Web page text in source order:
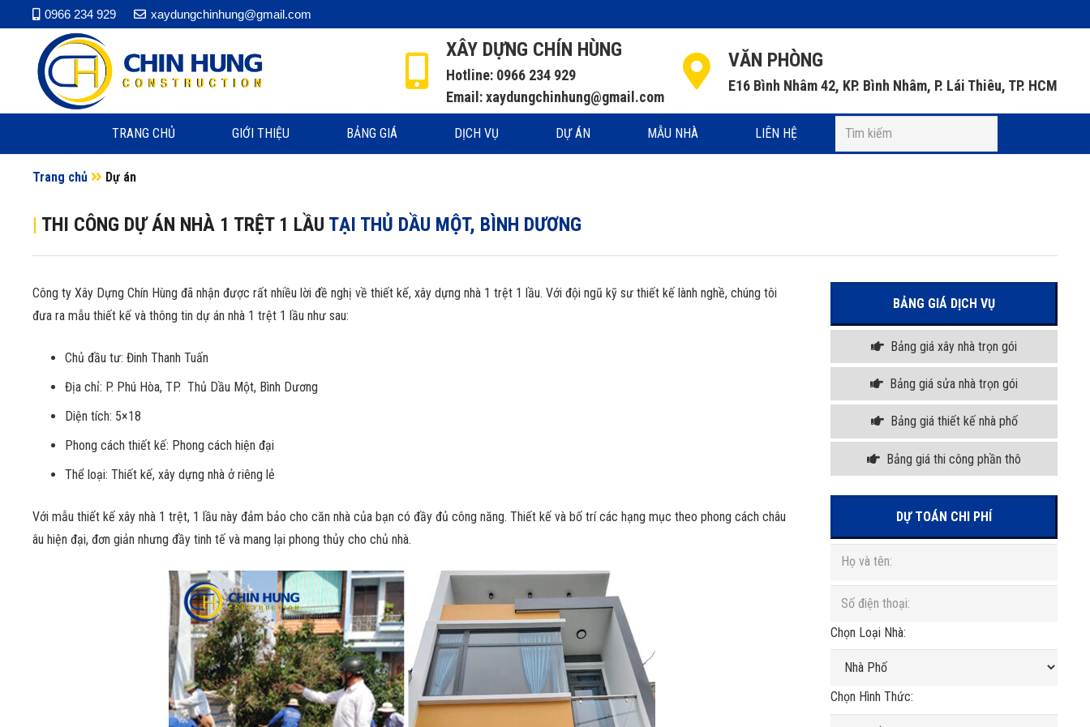
0966 234 929 xaydungchinhung@gmail.com
XÂY DỰNG CHÍN HÙNG
Hotline: 0966 234 929
Email: xaydungchinhung@gmail.com
VĂN PHÒNG
E16 Bình Nhâm 42, KP. Bình Nhâm, P. Lái Thiêu, TP. HCM
TRANG CHỦ GIỚI THIỆU BẢNG GIÁ DỊCH VỤ DỰ ÁN MẪU NHÀ LIÊN HỆ
Trang chủ Dự án
| THI CÔNG DỰ ÁN NHÀ 1 TRỆT 1 LẦU TẠI THỦ DẦU MỘT, BÌNH DƯƠNG
Công ty Xây Dựng Chín Hùng đã nhận được rất nhiều lời đề nghị về thiết kế, xây dựng nhà 1 trệt 1 lầu. Với đội ngũ kỹ sư thiết kế lành nghề, chúng tôi
đưa ra mẫu thiết kế và thông tin dự án nhà 1 trệt 1 lầu như sau:
Chủ đầu tư: Đinh Thanh Tuấn
Địa chỉ: P. Phú Hòa, TP. Thủ Dầu Một, Bình Dương
Diện tích: 5×18
Phong cách thiết kế: Phong cách hiện đại
Thể loại: Thiết kế, xây dựng nhà ở riêng lẻ
Với mẫu thiết kế xây nhà 1 trệt, 1 lầu này đảm bảo cho căn nhà của bạn có đầy đủ công năng. Thiết kế và bố trí các hạng mục theo phong cách châu
âu hiện đại, đơn giản nhưng đầy tinh tế và mang lại phong thủy cho chủ nhà.
BẢNG GIÁ DỊCH VỤ
Bảng giá xây nhà trọn gói
Bảng giá sửa nhà trọn gói
Bảng giá thiết kế nhà phố
Bảng giá thi công phần thô
DỰ TOÁN CHI PHÍ
Chọn Loại Nhà:
Chọn Hình Thức: